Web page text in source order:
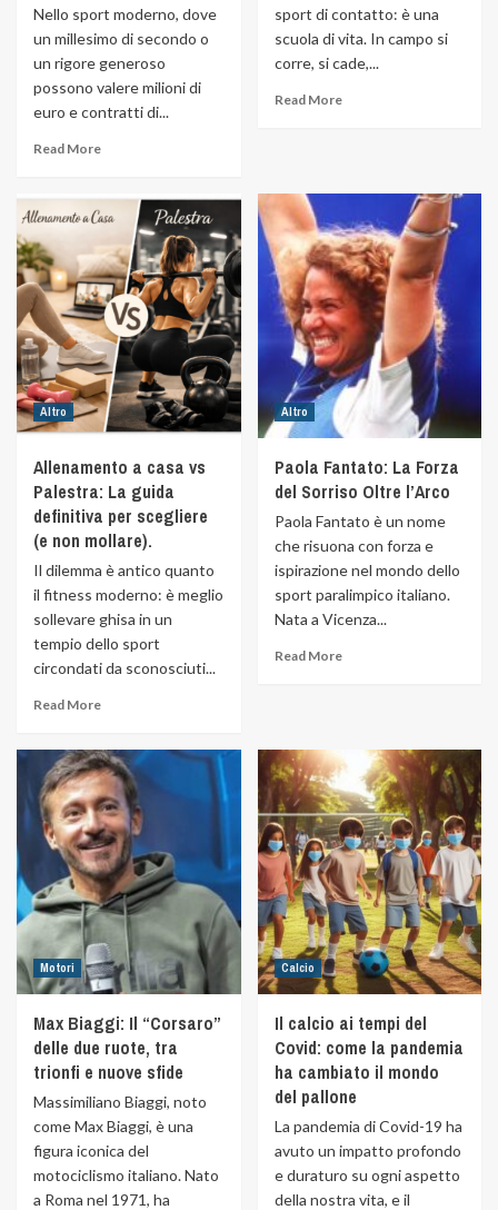
Nello sport moderno, dove
un millesimo di secondo o
un rigore generoso
possono valere milioni di
euro e contratti di...
Read More
sport di contatto: è una
scuola di vita. In campo si
corre, si cade,...
Read More
Altro
Allenamento a casa vs
Palestra: La guida
definitiva per scegliere
(e non mollare).
Il dilemma è antico quanto
il fitness moderno: è meglio
sollevare ghisa in un
tempio dello sport
circondati da sconosciuti...
Read More
Altro
Paola Fantato: La Forza
del Sorriso Oltre l’Arco
Paola Fantato è un nome
che risuona con forza e
ispirazione nel mondo dello
sport paralimpico italiano.
Nata a Vicenza...
Read More
Motori
Max Biaggi: Il “Corsaro”
delle due ruote, tra
trionfi e nuove sfide
Massimiliano Biaggi, noto
come Max Biaggi, è una
figura iconica del
motociclismo italiano. Nato
a Roma nel 1971, ha
Calcio
Il calcio ai tempi del
Covid: come la pandemia
ha cambiato il mondo
del pallone
La pandemia di Covid-19 ha
avuto un impatto profondo
e duraturo su ogni aspetto
della nostra vita, e il